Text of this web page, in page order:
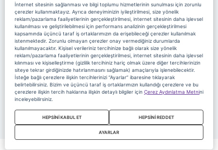
Video Liste
Foto Galeriler
Üyelik Yayın Akışı Reklam
Site Sözleşmesi
Künye ve İletişim
Çerez Politikası
Çerez Yönetimi
Veri Sahibi Başvuru Formu
Nereden İzlerim
Copyright 2020 Digiturk Bu siteyi kullanarak sözleşmeyi kabul etmiş
sayılırsınız.
İnternet sitesinin sağlanması ve bilgi toplumu hizmetlerinin sunulması için zorunlu
çerezler kullanmaktayız. Ayrıca deneyiminizin iyileştirilmesi, size yönelik
reklam/pazarlama faaliyetlerinin gerçekleştirilmesi, internet sitesinin daha işlevsel
kullanılması ve geliştirilebilmesi için performans analizinin gerçekleştirilmesi
kapsamında üçüncü taraf iş ortaklarımızın da erişebileceği çerezler kullanılmak
istenmektedir. Zorunlu olmayan çerezler onay vermediğiniz durumlarda
kullanılmayacaktır. Kişisel verileriniz tercihinize bağlı olarak size yönelik
reklam/pazarlama faaliyetlerinin gerçekleştirilmesi, internet sitesinin daha işlevsel
kılınması ve kişiselleştirme (gizlilik tercihiniz hariç olmak üzere diğer tercihlerinizin
siteye tekrar girdiğinizde hatırlanmasını sağlamak) amaçlarıyla işlenebilecektir.
İsteğe bağlı çerezlere ilişkin tercihlerinizi “Ayarlar” ibaresine tıklayarak
belirtebilirsiniz. Bizim ve üçüncü taraf iş ortaklarımızın kullandığı çerezlere ve bu
çerezlere ilişkin tercih haklarına ilişkin detaylı bilgiler için Çerez Aydınlatma Metnini
inceleyebilirsiniz.
HEPSİNİ KABUL ET HEPSİNİ REDDET
AYARLAR